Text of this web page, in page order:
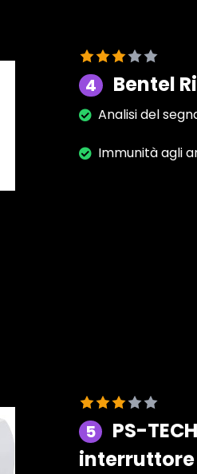
4 Bentel
Analisi del
Immunità agli
5
PS-
interruttore